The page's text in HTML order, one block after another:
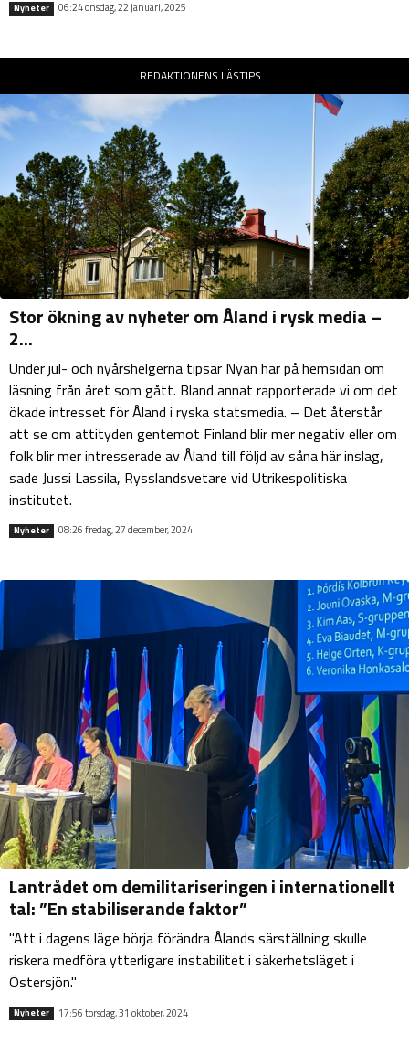
Nyheter 06:24 onsdag, 22 januari, 2025
REDAKTIONENS LÄSTIPS
Stor ökning av nyheter om Åland i rysk media –
2...
Under jul- och nyårshelgerna tipsar Nyan här på hemsidan om
läsning från året som gått. Bland annat rapporterade vi om det
ökade intresset för Åland i ryska statsmedia. – Det återstår
att se om attityden gentemot Finland blir mer negativ eller om
folk blir mer intresserade av Åland till följd av såna här inslag,
sade Jussi Lassila, Rysslandsvetare vid Utrikespolitiska
institutet.
Nyheter 08:26 fredag, 27 december, 2024
Lantrådet om demilitariseringen i internationellt
tal: ”En stabiliserande faktor”
"Att i dagens läge börja förändra Ålands särställning skulle
riskera medföra ytterligare instabilitet i säkerhetsläget i
Östersjön."
Nyheter 17:56 torsdag, 31 oktober, 2024